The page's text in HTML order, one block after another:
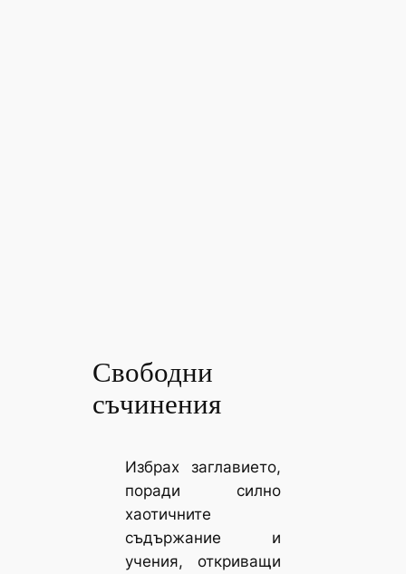
Свободни
съчинения
Избрах заглавието,
поради силно
хаотичните
съдържание и
учения, откриващи